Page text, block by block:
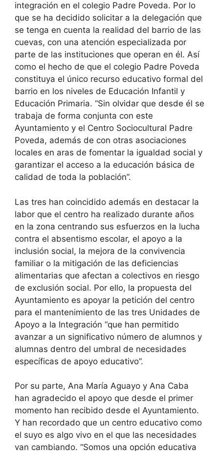
integración en el colegio Padre Poveda. Por lo
que se ha decidido solicitar a la delegación que
se tenga en cuenta la realidad del barrio de las
cuevas, con una atención especializada por
parte de las instituciones que operan en él. Así
como el hecho de que el colegio Padre Poveda
constituya el único recurso educativo formal del
barrio en los niveles de Educación Infantil y
Educación Primaria. “Sin olvidar que desde él se
trabaja de forma conjunta con este
Ayuntamiento y el Centro Sociocultural Padre
Poveda, además de con otras asociaciones
locales en aras de fomentar la igualdad social y
garantizar el acceso a la educación básica de
calidad de toda la población”.
Las tres han coincidido además en destacar la
labor que el centro ha realizado durante años
en la zona centrando sus esfuerzos en la lucha
contra el absentismo escolar, el apoyo a la
inclusión social, la mejora de la convivencia
familiar o la mitigación de las deficiencias
alimentarias que afectan a colectivos en riesgo
de exclusión social. Por ello, la propuesta del
Ayuntamiento es apoyar la petición del centro
para el mantenimiento de las tres Unidades de
Apoyo a la Integración “que han permitido
avanzar a un significativo número de alumnos y
alumnas dentro del umbral de necesidades
específicas de apoyo educativo”.
Por su parte, Ana María Aguayo y Ana Caba
han agradecido el apoyo que desde el primer
momento han recibido desde el Ayuntamiento.
Y han recordado que un centro educativo como
el suyo es algo vivo en el que las necesidades
van cambiando. “Somos una opción educativa